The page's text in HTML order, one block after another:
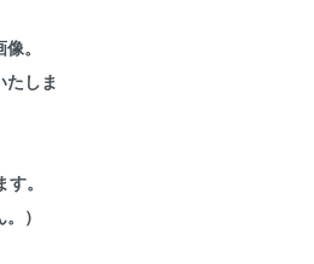
。
たしま
。
）